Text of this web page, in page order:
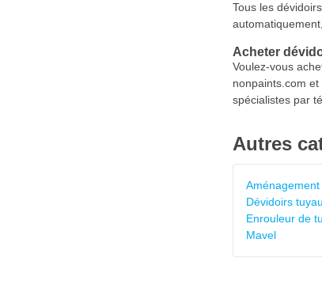
Tous les
Acheter
Voulez-vous
nonpaints.com
spécialistes par
Autres
Dévidoirs
Enrouleur de
Mavel